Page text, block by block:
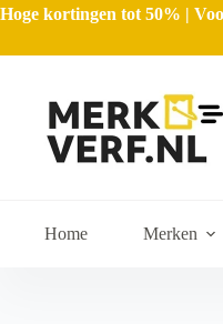
Hoge kortingen tot 50% |
Home Merken